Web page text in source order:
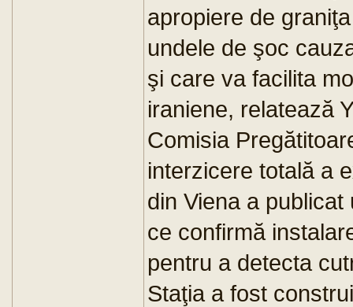
apropiere de
undele de şoc
şi care va facilita
iraniene, relatează
Comisia
interzicere totală a
din Viena a
ce confirmă
pentru a detecta
Staţia a fost